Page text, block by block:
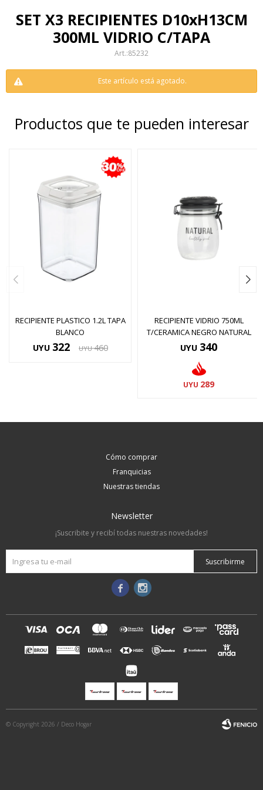
SET X3 RECIPIENTES D10xH13CM
300ML VIDRIO C/TAPA
85232
Este artículo está agotado.
Productos que te pueden interesar
RECIPIENTE PLASTICO 1.2L TAPA
BLANCO
UYU 322 UYU 460
RECIPIENTE VIDRIO 750ML
T/CERAMICA NEGRO NATURAL
UYU 340
UYU 289
Cómo comprar
Franquicias
Nuestras tiendas
Newsletter
¡Suscribite y recibí todas nuestras novedades!
Suscribirme
 
© Copyright 2026 / Deco Hogar